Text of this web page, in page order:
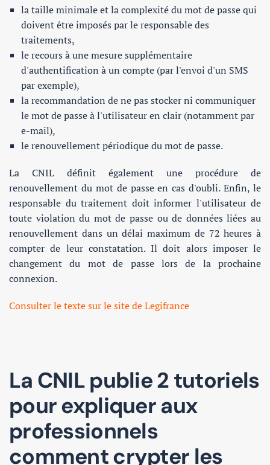
la taille minimale et la complexité du mot de passe qui
doivent être imposés par le responsable des
traitements,
le recours à une mesure supplémentaire
d'authentification à un compte (par l'envoi d'un SMS
par exemple),
la recommandation de ne pas stocker ni communiquer
le mot de passe à l'utilisateur en clair (notamment par
e-mail),
le renouvellement périodique du mot de passe.
La CNIL définit également une procédure de
renouvellement du mot de passe en cas d'oubli. Enfin, le
responsable du traitement doit informer l'utilisateur de
toute violation du mot de passe ou de données liées au
renouvellement dans un délai maximum de 72 heures à
compter de leur constatation. Il doit alors imposer le
changement du mot de passe lors de la prochaine
connexion.
Consulter le texte sur le site de Legifrance
La CNIL publie 2 tutoriels
pour expliquer aux
professionnels
comment crypter les